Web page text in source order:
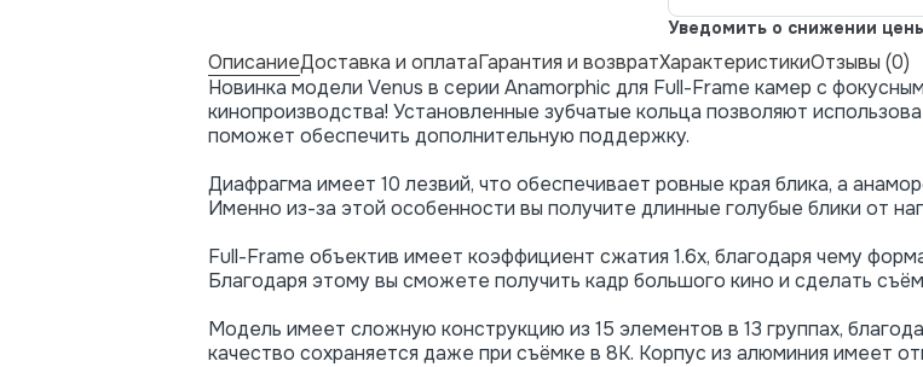
Уведомить о снижении
ОписаниеДоставка и оплатаГарантия и возвратХарактеристикиОтзывы (0)
Новинка модели Venus в серии Anamorphic для Full-Frame камер с
кинопроизводства! Установленные зубчатые кольца позволяют
поможет обеспечить дополнительную поддержку.
Диафрагма имеет 10 лезвий, что обеспечивает ровные края блика, а
Именно из-за этой особенности вы получите длинные голубые блики от
Full-Frame объектив имеет коэффициент сжатия 1.6x, благодаря чему
Благодаря этому вы сможете получить кадр большого кино и сделать
Модель имеет сложную конструкцию из 15 элементов в 13 группах,
качество сохраняется даже при съёмке в 8К. Корпус из алюминия имеет